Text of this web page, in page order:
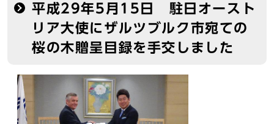
平成29年5月15日 駐日オースト
リア大使にザルツブルク市宛ての
桜の木贈呈目録を手交しました